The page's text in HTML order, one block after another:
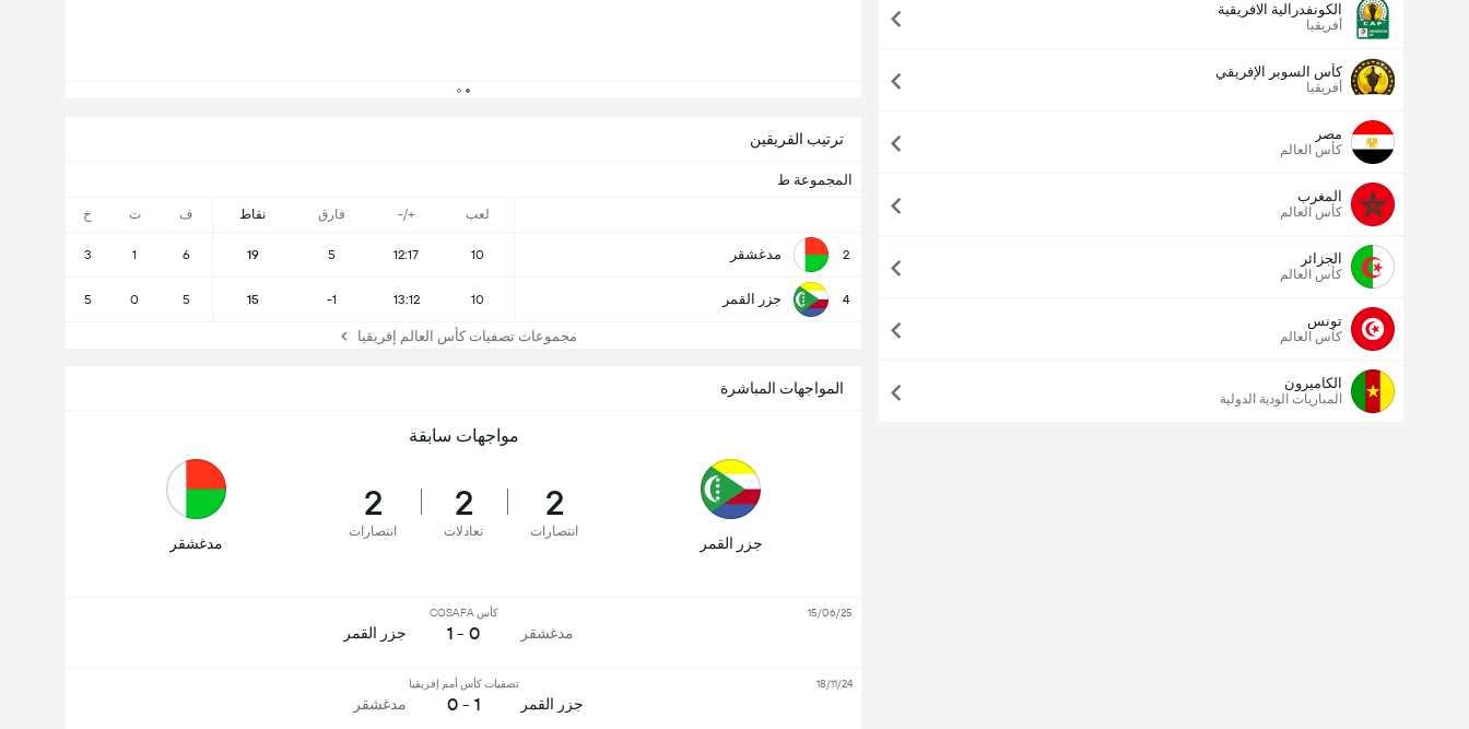
الكونفدرالية الافريقية
أفريقيا
كأس السوبر الإفريقي
أفريقيا
مصر
كأس العالم
المغرب
كأس العالم
الجزائر
كأس العالم
تونس
كأس العالم
الكاميرون
المباريات الودية الدولية
ترتيب الفريقين
المجموعة ط
لعب +/- فارق نقاط ف ت خ
2 مدغشقر 10
12:17
5
19
6
1
3
4 جزر القمر 10
13:12
-1
15
5
0
5
مجموعات تصفيات كأس العالم إفريقيا
المواجهات المباشرة
مواجهات سابقة
جزر القمر
2
انتصارات
2
تعادلات
2
انتصارات
مدغشقر
مدغشقر
كأس COSAFA
0 - 1 جزر القمر
15/06/25
جزر القمر
تصفيات كأس أمم إفريقيا
1 - 0 مدغشقر
18/11/24